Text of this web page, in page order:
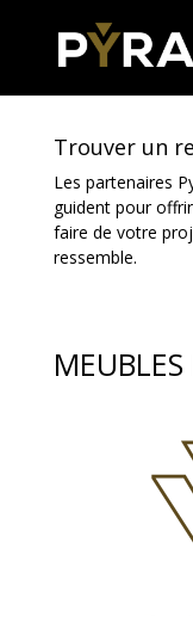
Trouver un
Les partenaires
guident pour
faire de votre
ressemble.